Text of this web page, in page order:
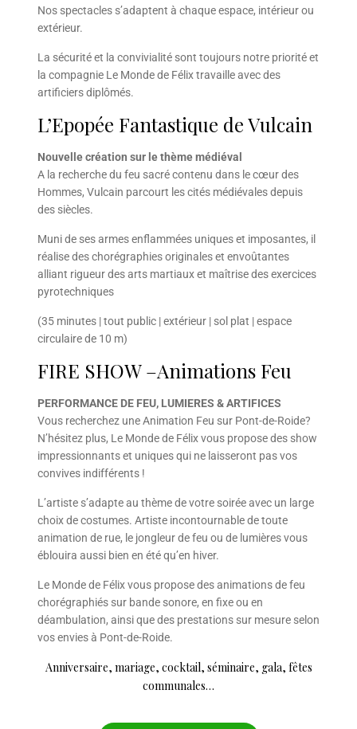
Nos spectacles s’adaptent à chaque espace, intérieur ou
extérieur.
La sécurité et la convivialité sont toujours notre priorité et
la compagnie Le Monde de Félix travaille avec des
artificiers diplômés.
L’Epopée Fantastique de Vulcain
Nouvelle création sur le thème médiéval
A la recherche du feu sacré contenu dans le cœur des
Hommes, Vulcain parcourt les cités médiévales depuis
des siècles.
Muni de ses armes enflammées uniques et imposantes, il
réalise des chorégraphies originales et envoûtantes
alliant rigueur des arts martiaux et maîtrise des exercices
pyrotechniques
(35 minutes | tout public | extérieur | sol plat | espace
circulaire de 10 m)
FIRE SHOW –Animations Feu
PERFORMANCE DE FEU, LUMIERES & ARTIFICES
Vous recherchez une Animation Feu sur Pont-de-Roide?
N’hésitez plus, Le Monde de Félix vous propose des show
impressionnants et uniques qui ne laisseront pas vos
convives indifférents !
L’artiste s’adapte au thème de votre soirée avec un large
choix de costumes. Artiste incontournable de toute
animation de rue, le jongleur de feu ou de lumières vous
éblouira aussi bien en été qu’en hiver.
Le Monde de Félix vous propose des animations de feu
chorégraphiés sur bande sonore, en fixe ou en
déambulation, ainsi que des prestations sur mesure selon
vos envies à Pont-de-Roide.
Anniversaire, mariage, cocktail, séminaire, gala, fêtes
communales…